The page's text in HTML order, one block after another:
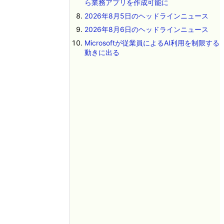
ら業務アプリを作成可能に
2026年8月5日のヘッドラインニュース
2026年8月6日のヘッドラインニュース
Microsoftが従業員によるAI利用を制限する
動きに出る